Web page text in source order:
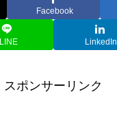
Facebook
LINE LinkedIn
スポンサーリンク